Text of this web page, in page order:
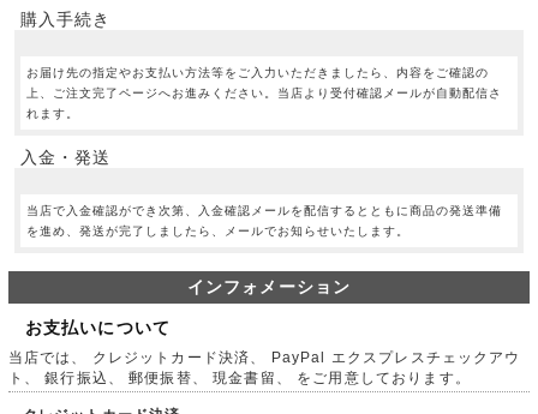
購入手続き
お届け先の指定やお支払い方法等をご入力いただきましたら、内容をご確認の
上、ご注文完了ページへお進みください。当店より受付確認メールが自動配信さ
れます。
入金・発送
当店で入金確認ができ次第、入金確認メールを配信するとともに商品の発送準備
を進め、発送が完了しましたら、メールでお知らせいたします。
インフォメーション
お支払いについて
当店では、 クレジットカード決済、 PayPal エクスプレスチェックアウ
ト、 銀行振込、 郵便振替、 現金書留、 をご用意しております。